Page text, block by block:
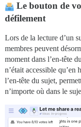
Le bouton de
défilement
Lors de la lecture d’un
membres peuvent
moment dans l’en-tête
n’était accessible qu’en
l’en-tête du sujet,
n’importe où dans le